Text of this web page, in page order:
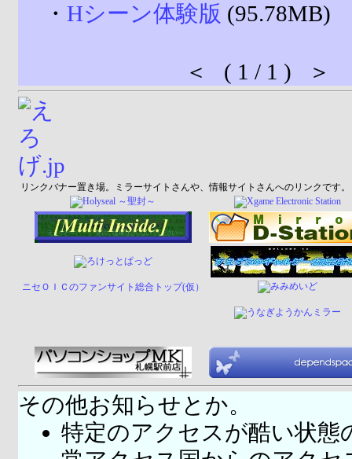
・ Hシーン体験版 (95.78MB)
＜ ( 1 / 1 ) ＞
リンクバナー置き場。ミラーサイトさんや、情報サイトさんへのリンクです。
ニセＯＩＣのファンサイト総合トップ(仮）
その他お知らせとか。
特定のアクセスが酷い状態